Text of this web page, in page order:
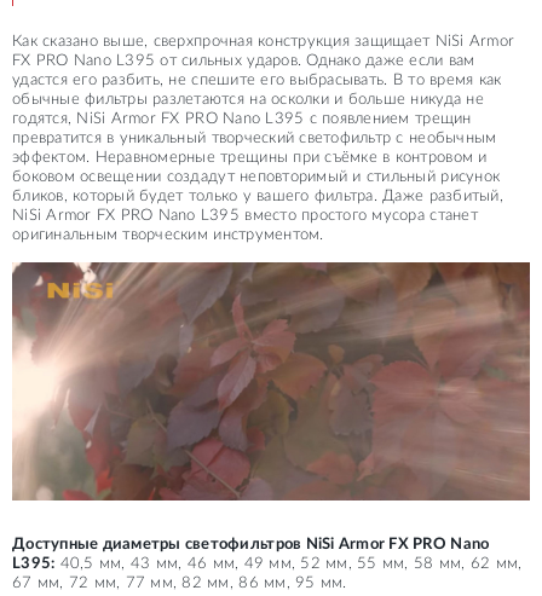
Как сказано выше, сверхпрочная конструкция защищает NiSi Armor
FX PRO Nano L395 от сильных ударов. Однако даже если вам
удастся его разбить, не спешите его выбрасывать. В то время как
обычные фильтры разлетаются на осколки и больше никуда не
годятся, NiSi Armor FX PRO Nano L395 с появлением трещин
превратится в уникальный творческий светофильтр с необычным
эффектом. Неравномерные трещины при съёмке в контровом и
боковом освещении создадут неповторимый и стильный рисунок
бликов, который будет только у вашего фильтра. Даже разбитый,
NiSi Armor FX PRO Nano L395 вместо простого мусора станет
оригинальным творческим инструментом.
Доступные диаметры светофильтров NiSi Armor FX PRO Nano
L395: 40,5 мм, 43 мм, 46 мм, 49 мм, 52 мм, 55 мм, 58 мм, 62 мм,
67 мм, 72 мм, 77 мм, 82 мм, 86 мм, 95 мм.